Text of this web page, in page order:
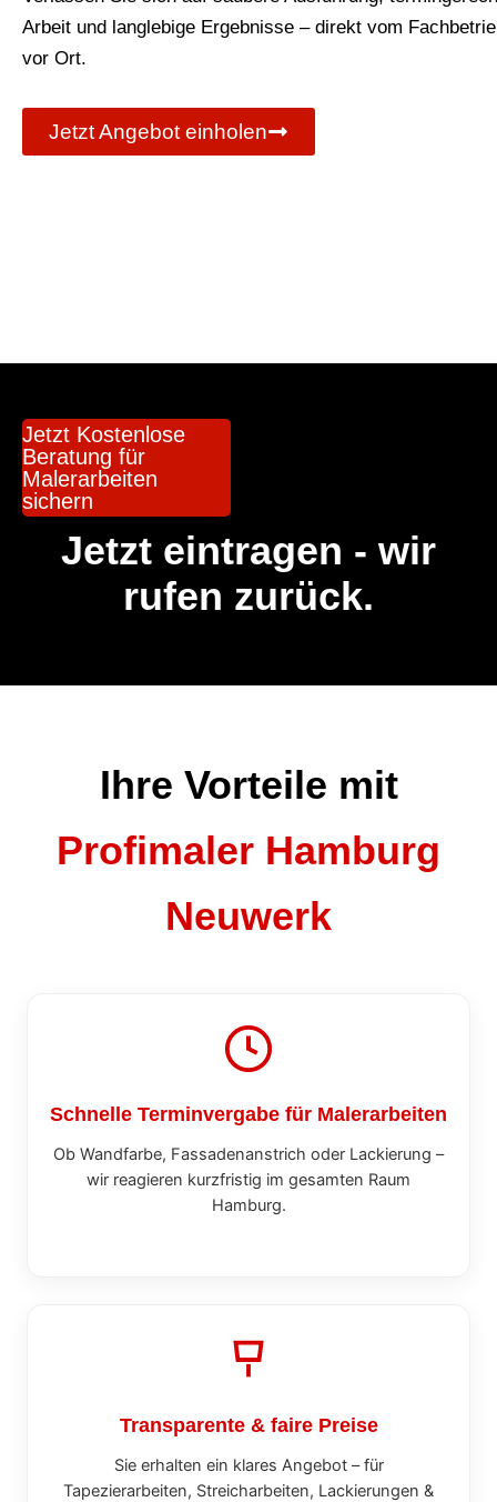
Arbeit und langlebige Ergebnisse – direkt vom
vor Ort.
Jetzt Angebot einholen
Jetzt Kostenlose
Beratung für
Malerarbeiten
sichern
Jetzt eintragen - wir
rufen zurück.
Ihre Vorteile mit
Profimaler Hamburg
Neuwerk
Schnelle Terminvergabe für Malerarbeiten
Ob Wandfarbe, Fassadenanstrich oder Lackierung –
wir reagieren kurzfristig im gesamten Raum
Hamburg.
Transparente & faire Preise
Sie erhalten ein klares Angebot – für
Tapezierarbeiten, Streicharbeiten, Lackierungen &